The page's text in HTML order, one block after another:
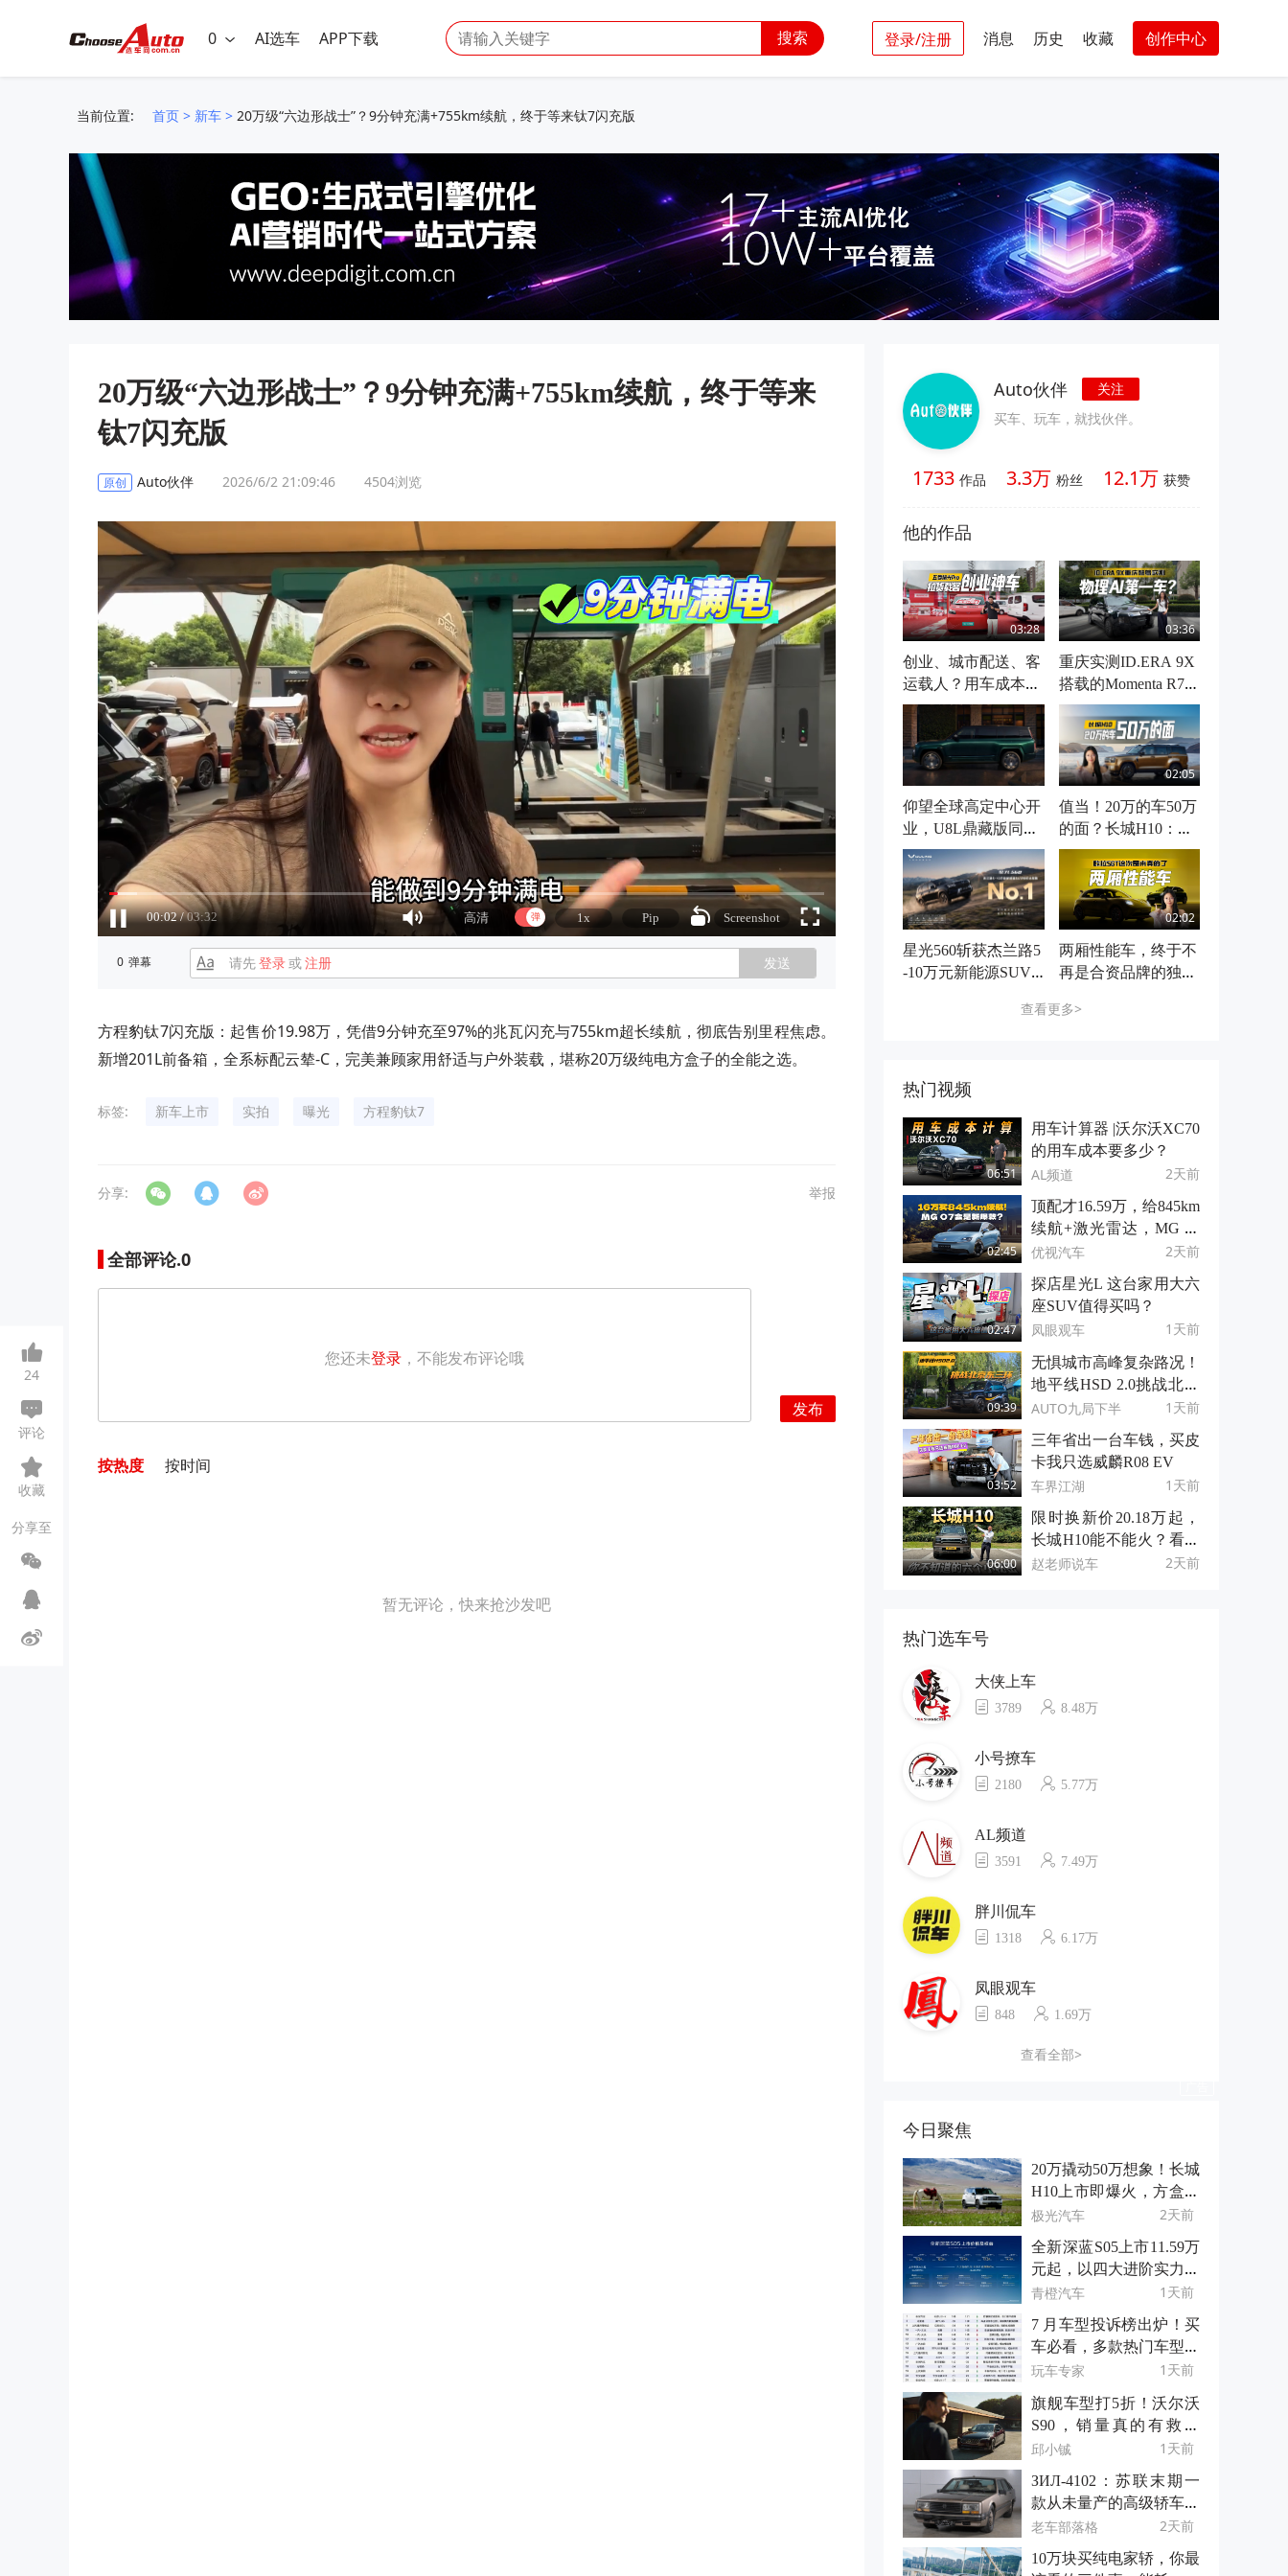
0 AI选车 APP下载 搜索 登录/注册 消息 历史 收藏 创作中心
当前位置: 首页 > 新车 > 20万级“六边形战士”？9分钟充满+755km续航，终于等来钛7闪充版
20万级“六边形战士”？9分钟充满+755km续航，终于等来
钛7闪充版
原创 Auto伙伴 2026/6/2 21:09:46 4504浏览
0 弹幕 请先登录或注册 发送
方程豹钛7闪充版：起售价19.98万，凭借9分钟充至97%的兆瓦闪充与755km超长续航，彻底告别里程焦虑。
新增201L前备箱，全系标配云辇-C，完美兼顾家用舒适与户外装载，堪称20万级纯电方盒子的全能之选。
标签: 新车上市 实拍 曝光 方程豹钛7
分享: 举报
全部评论.0
您还未登录 ，不能发布评论哦
发布
按热度 按时间
暂无评论，快来抢沙发吧
Auto伙伴
关注
买车、玩车，就找伙伴。
1733 作品 3.3万 粉丝 12.1万 获赞
他的作品
03:28
创业、城市配送、客
运载人？用车成本低
还多赚，就选五菱扬
光Pro
03:36
重庆实测ID.ERA 9X
搭载的Momenta R7，
无订阅费，安全下限
极高
仰望全球高定中心开
业，U8L鼎藏版同步
上市
02:05
值当！20万的车50万
的面？长城H10：不
信就到店摸一把、开
一圈
星光560斩获杰兰路5
-10万元新能源SUV
02:02
两厢性能车，终于不
再是合资品牌的独角
真的了
查看更多>
热门视频
06:51
用车计算器 |沃尔沃XC70
的用车成本要多少？
AL频道 2天前
02:45
顶配才16.59万，给845km
续航+激光雷达，MG 07
这是掀桌子了？
优视汽车 2天前
02:47
探店星光L 这台家用大六
座SUV值得买吗？
凤眼观车 1天前
09:39
无惧城市高峰复杂路况！
地平线HSD 2.0挑战北京
东三环
AUTO九局下半 1天前
03:52
三年省出一台车钱，买皮
卡我只选威麟R08 EV
车界江湖 1天前
06:00
限时换新价20.18万起，
长城H10能不能火？看看
它的6个小秘密！
赵老师说车 2天前
热门选车号
大侠上车
3789 8.48万
小号撩车
2180 5.77万
AL频道
3591 7.49万
胖川侃车
1318 6.17万
凤眼观车
848 1.69万
查看全部>
今日聚焦
20万撬动50万想象！长城
H10上市即爆火，方盒子
新物种凭什么？
极光汽车 2天前
全新深蓝S05上市11.59万
元起，以四大进阶实力重
树15万级SUV价值标杆
青橙汽车 1天前
7 月车型投诉榜出炉！买
车必看，多款热门车型上
榜
玩车专家 1天前
旗舰车型打5折！沃尔沃
S90，销量真的有救了
吗？
邱小铖 1天前
ЗИЛ-4102：苏联末期一
款从未量产的高级轿车原
型
老车部落格 2天前
10万块买纯电家轿，你最
24
评论
收藏
分享至